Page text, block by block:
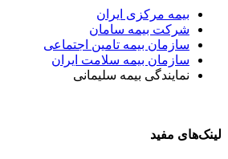
بیمه مرکزی ایران
شرکت بیمه سامان
سازمان بیمه تامین اجتماعی
سازمان بیمه سلامت ایران
نمایندگی بیمه سلیمانی
لینک‌های مفید